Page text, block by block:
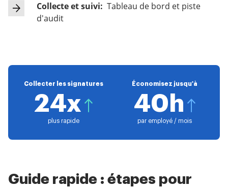
Collecte et suivi: Tableau de bord et piste
d'audit
Collecter les signatures
24x
plus rapide
Économisez jusqu'à
40h
par employé / mois
Guide rapide : étapes pour